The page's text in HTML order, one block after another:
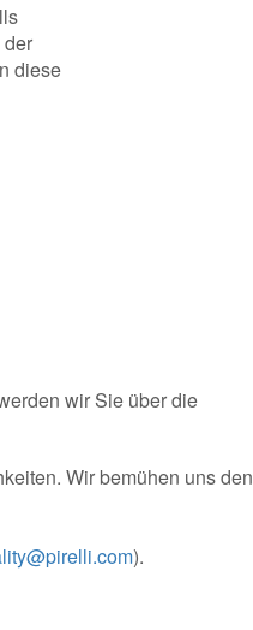
diese
wir Sie über die
Wir bemühen uns den
).